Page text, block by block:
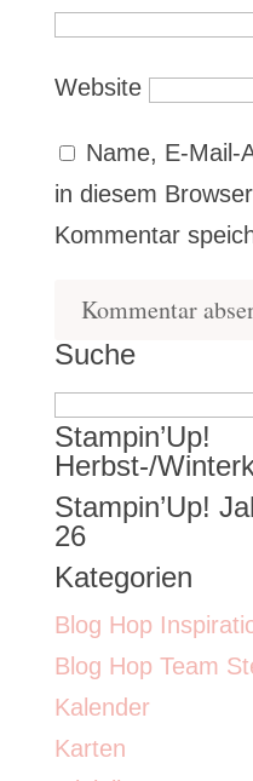
Website
Name, E-Mail-
in diesem
Kommentar
Suche
Suchen
nach:
Stampin’Up!
Herbst-/
Stampin’Up!
26
Kategorien
Blog Hop
Blog Hop Team
Kalender
Karten